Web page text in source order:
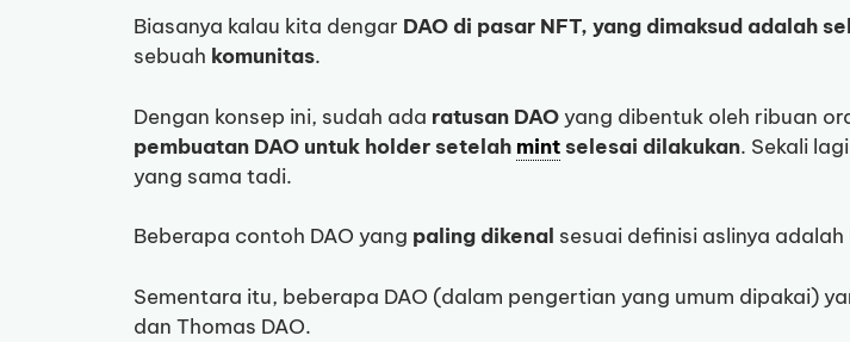
Biasanya kalau kita dengar DAO di pasar NFT, yang dimaksud adalah
sebuah komunitas.
Dengan konsep ini, sudah ada ratusan DAO yang dibentuk oleh ribuan
pembuatan DAO untuk holder setelah mint selesai dilakukan. Sekali
yang sama tadi.
Beberapa contoh DAO yang paling dikenal sesuai definisi aslinya adalah
Sementara itu, beberapa DAO (dalam pengertian yang umum dipakai)
dan Thomas DAO.